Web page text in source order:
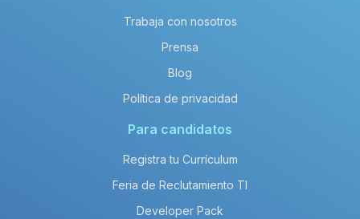
Trabaja con nosotros
Prensa
Blog
Política de privacidad
Para candidatos
Registra tu Currículum
Feria de Reclutamiento TI
Developer Pack